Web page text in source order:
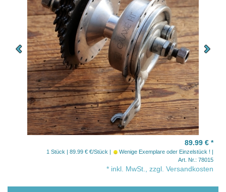
89.99 € *
1 Stück | 89.99 € €/Stück
Wenige Exemplare oder Einzelstück !
Art. Nr.: 78015
* inkl. MwSt., zzgl. Versandkosten